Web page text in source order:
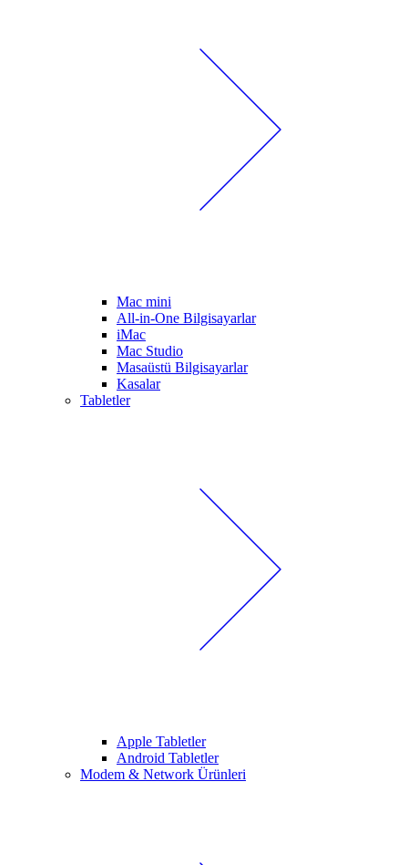
Mac mini
All-in-One Bilgisayarlar
iMac
Mac Studio
Masaüstü Bilgisayarlar
Kasalar
Tabletler
Apple Tabletler
Android Tabletler
Modem & Network Ürünleri